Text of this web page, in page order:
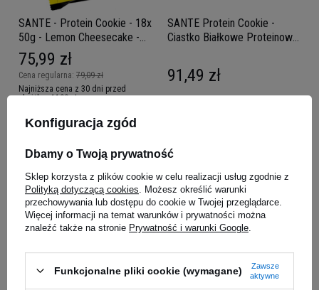
SANTE - Protein Cookie - 18x
50g - Lemon Cheesecake -
WYPRZEDAŻ - 28-08
Cena regularna: 79,09 zł
75,99 zł
Najniższa cena z 30 dni przed
obniżką:44,99 zł
SANTE Protein Cookie -
Ciastko Białkowe Proteinowe
15-09
91,49 zł
USN - Select Cookie - 12x
Konfiguracja zgód
Dbamy o Twoją prywatność
Sklep korzysta z plików cookie w celu realizacji usług zgodnie z
Polityką dotyczącą cookies . Możesz określić warunki
przechowywania lub dostępu do cookie w Twojej przeglądarce.
Więcej informacji na temat warunków i prywatności można
znaleźć także na stronie Prywatność i warunki Google
Funkcjonalne pliki cookie (wymagane)
Zawsze
aktywne